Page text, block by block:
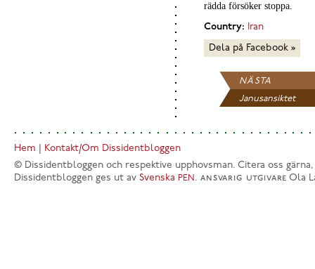
rädda försöker stoppa.
Country: Iran
Dela på Facebook »
NÄSTA
Janusansiktet
Hem
Kontakt/Om Dissidentbloggen
© Dissidentbloggen och respektive upphovsman. Citera oss
Dissidentbloggen ges ut av Svenska PEN . ansvarig utgivare Ola